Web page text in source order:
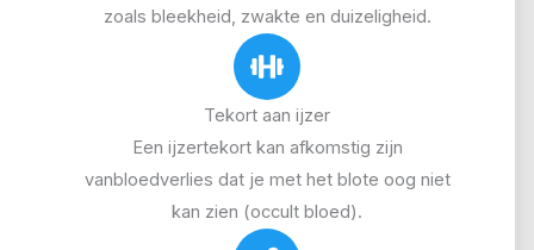
zoals bleekheid, zwakte en duizeligheid.
Tekort aan ijzer
Een ijzertekort kan afkomstig zijn
vanbloedverlies dat je met het blote oog niet
kan zien (occult bloed).